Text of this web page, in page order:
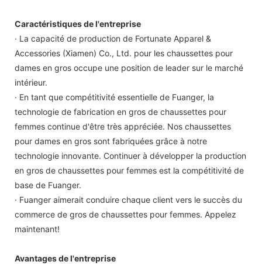
Caractéristiques de l'entreprise
· La capacité de production de Fortunate Apparel &
Accessories (Xiamen) Co., Ltd. pour les chaussettes pour
dames en gros occupe une position de leader sur le marché
intérieur.
· En tant que compétitivité essentielle de Fuanger, la
technologie de fabrication en gros de chaussettes pour
femmes continue d'être très appréciée. Nos chaussettes
pour dames en gros sont fabriquées grâce à notre
technologie innovante. Continuer à développer la production
en gros de chaussettes pour femmes est la compétitivité de
base de Fuanger.
· Fuanger aimerait conduire chaque client vers le succès du
commerce de gros de chaussettes pour femmes. Appelez
maintenant!
Avantages de l'entreprise